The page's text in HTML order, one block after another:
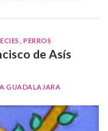
,PERROS
de Asís
GUADALAJARA